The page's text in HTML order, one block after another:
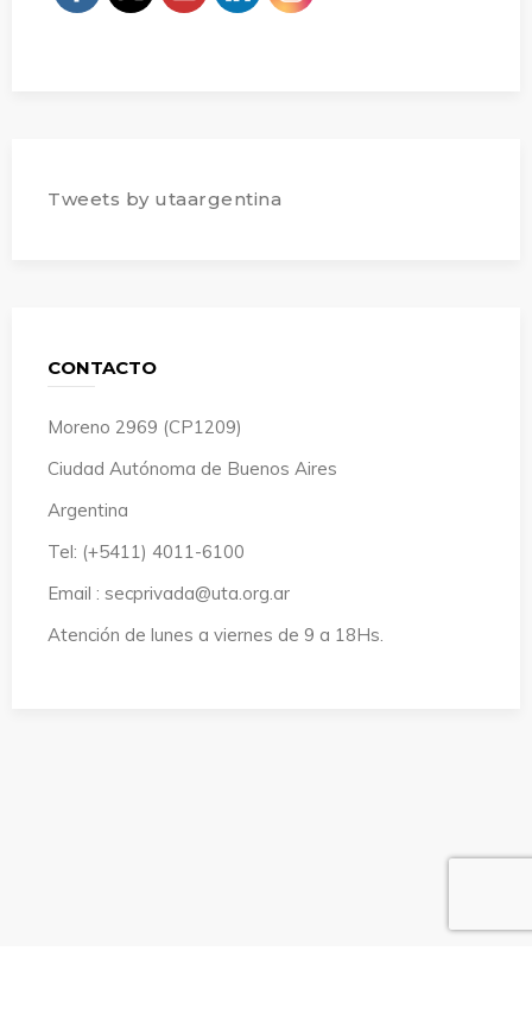
Tweets by utaargentina
CONTACTO
Moreno 2969 (CP1209)
Ciudad Autónoma de Buenos Aires
Argentina
Tel: (+5411) 4011-6100
Email : secprivada@uta.org.ar
Atención de lunes a viernes de 9 a 18Hs.